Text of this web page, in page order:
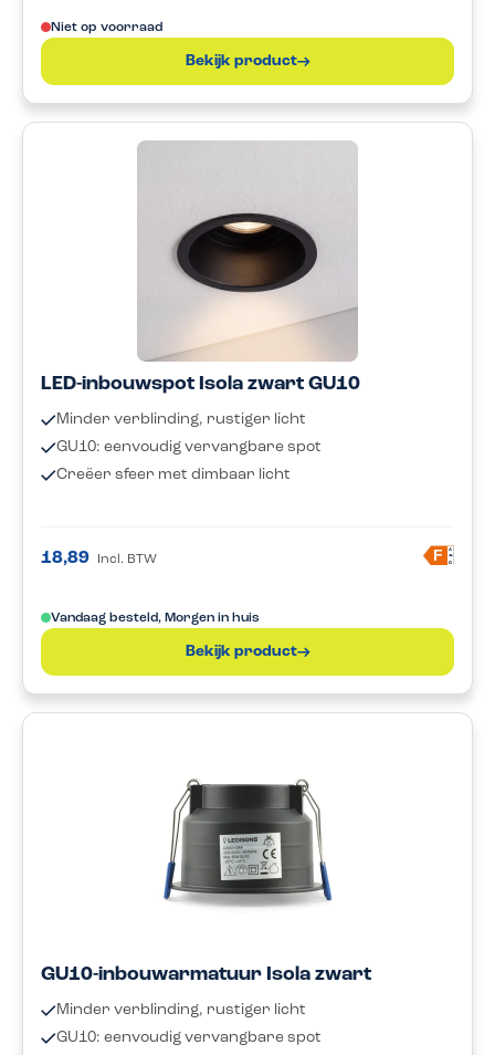
Niet op voorraad
Bekijk product
LED-inbouwspot Isola zwart GU10
Minder verblinding, rustiger licht
GU10: eenvoudig vervangbare spot
Creëer sfeer met dimbaar licht
18,89 Incl. BTW F A
G
Vandaag besteld, Morgen in huis
Bekijk product
GU10-inbouwarmatuur Isola zwart
Minder verblinding, rustiger licht
GU10: eenvoudig vervangbare spot